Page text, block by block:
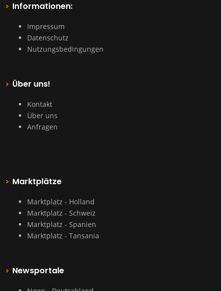
Informationen:
Impressum
Datenschutz
Nutzungsbedingungen
Über uns!
Kontakt
Über uns
Anfragen
Marktplätze
Marktplatz - Holland
Marktplatz - Schweiz
Marktplatz - Spanien
Marktplatz - Tansania
Newsportale